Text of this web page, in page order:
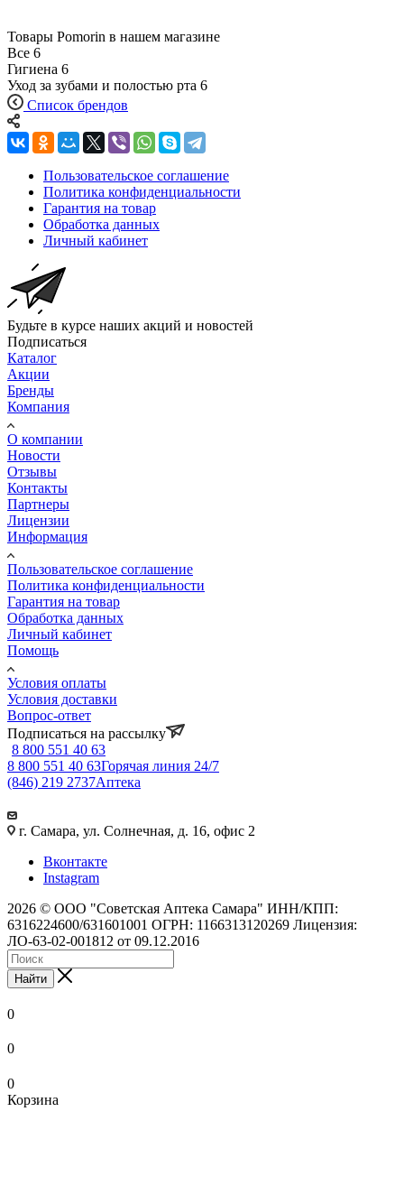
Товары Pomorin в нашем магазине
Все 6
Гигиена 6
Уход за зубами и полостью рта 6
Список брендов
Пользовательское соглашение
Политика конфиденциальности
Гарантия на товар
Обработка данных
Личный кабинет
Будьте в курсе наших акций и новостей
Подписаться
Каталог
Акции
Бренды
Компания
О компании
Новости
Отзывы
Контакты
Партнеры
Лицензии
Информация
Пользовательское соглашение
Политика конфиденциальности
Гарантия на товар
Обработка данных
Личный кабинет
Помощь
Условия оплаты
Условия доставки
Вопрос-ответ
Подписаться на рассылку
8 800 551 40 63
8 800 551 40 63Горячая линия 24/7
(846) 219 2737Аптека
г. Самара, ул. Солнечная, д. 16, офис 2
Вконтакте
Instagram
2026 © ООО "Советская Аптека Самара" ИНН/КПП:
6316224600/631601001 ОГРН: 1166313120269 Лицензия:
ЛО-63-02-001812 от 09.12.2016
Найти
0
0
0
Корзина